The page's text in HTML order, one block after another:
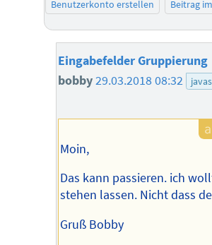
Benutzerkonto erstellen
Beitrag
Eingabefelder Gruppierung
bobby29.03.2018 08:32
Moin,
Das kann passieren. ich
stehen lassen. Nicht dass
Gruß Bobby